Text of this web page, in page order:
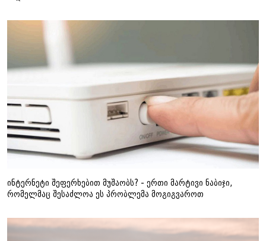
ინტერნეტი შეფერხებით მუშაობს? - ერთი მარტივი ნაბიჯი,
რომელმაც შესაძლოა ეს პრობლემა მოგიგვაროთ